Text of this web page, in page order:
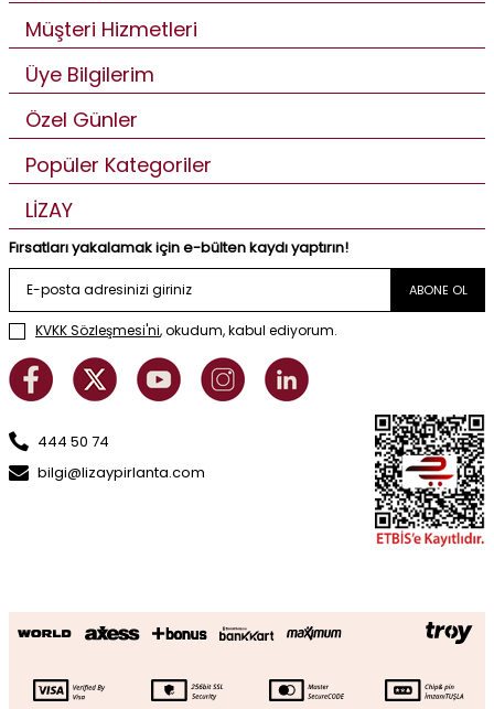
Müşteri Hizmetleri
Üye Bilgilerim
Özel Günler
Popüler Kategoriler
LİZAY
Fırsatları yakalamak için e-bülten kaydı yaptırın!
ABONE OL
KVKK Sözleşmesi'ni, okudum, kabul ediyorum.
444 50 74
bilgi@lizaypirlanta.com